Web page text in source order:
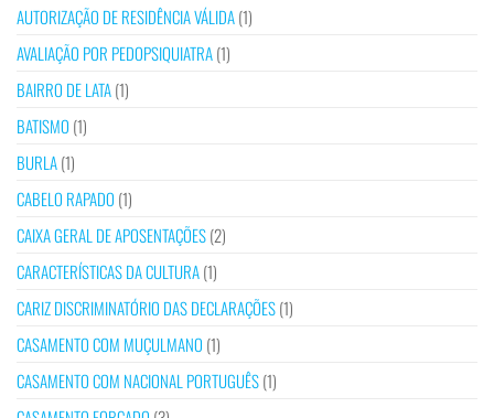
AUTORIZAÇÃO DE RESIDÊNCIA VÁLIDA(1)
AVALIAÇÃO POR PEDOPSIQUIATRA(1)
BAIRRO DE LATA(1)
BATISMO (1)
BURLA(1)
CABELO RAPADO (1)
CAIXA GERAL DE APOSENTAÇÕES(2)
CARACTERÍSTICAS DA CULTURA(1)
CARIZ DISCRIMINATÓRIO DAS DECLARAÇÕES(1)
CASAMENTO COM MUÇULMANO (1)
CASAMENTO COM NACIONAL PORTUGUÊS(1)